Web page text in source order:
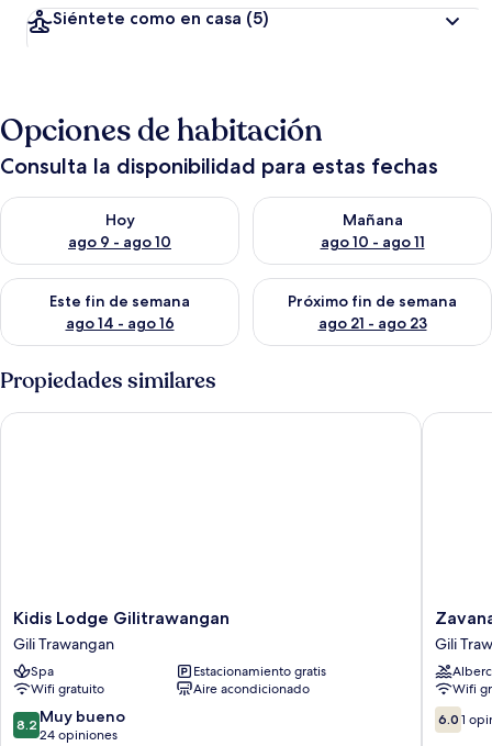
Siéntete como en casa (5)
Opciones de habitación
Consulta la disponibilidad para estas fechas
Hoy
ago 9 - ago 10
Consulta la disponibilidad para hoy ago 9 - ago 10
Mañana
ago 10 - ago 11
Consulta la disponibilidad
Este fin de semana
ago 14 - ago 16
Consulta la disponibilidad para este fin de semana ago 14 -
Próximo fin de semana
ago 21 - ago 23
Consulta la disponibilidad
Propiedades similares
Kidis
Lodge
Gilitrawangan
Gili
Trawangan
Kidis Lodge Gilitrawangan
Gili Trawangan
Spa
Estacionamiento gratis
Wifi gratuito
Aire acondicionado
8.2
de
8.2 Muy bueno
24 opiniones
Kidis Lodge Gilitrawangan
Zavana
House
Gili
Gili
Wifi
6.0
de
6.0 1
Zavana